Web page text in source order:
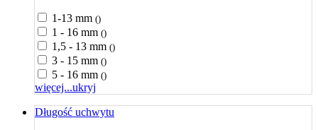
1-13 mm ()
1 - 16 mm ()
1,5 - 13 mm ()
3 - 15 mm ()
5 - 16 mm ()
więcej...ukryj
Długość uchwytu